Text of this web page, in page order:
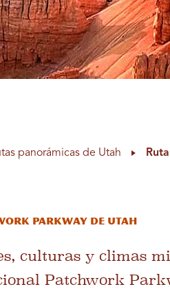
panorámicas de Utah
Parkway de Utah
culturas y climas
Patchwork